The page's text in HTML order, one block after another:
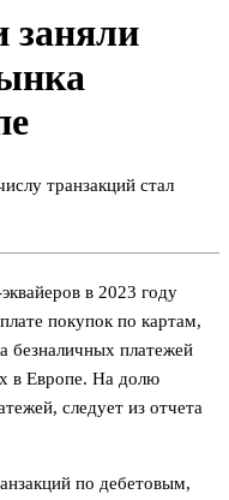
заняли
транзакций стал
в 2023 году
покупок по картам,
безналичных платежей
в Европе. На долю
следует из отчета
по дебетовым,